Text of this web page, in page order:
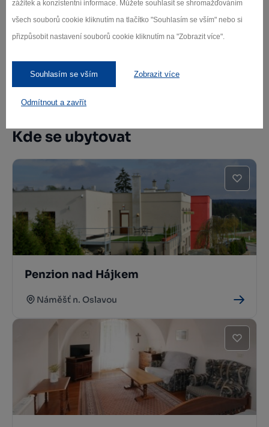
zážitek a konzistentní informace. Můžete souhlasit se shromažďováním
všech souborů cookie kliknutím na tlačítko "Souhlasím se vším" nebo si
přizpůsobit nastavení souborů cookie kliknutím na "Zobrazit více".
Souhlasím se vším Zobrazit více
Odmítnout a zavřít
Sedlec
Další památky
Kde se ubytovat
Penzion nad Hájkem
Náměšť n. Oslavou